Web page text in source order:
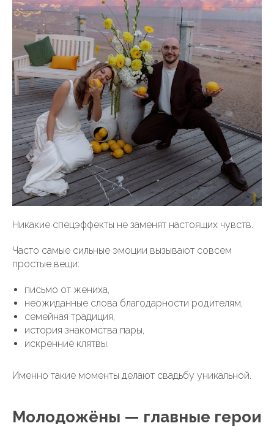
Никакие спецэффекты не заменят настоящих чувств.
Часто самые сильные эмоции вызывают совсем
простые вещи:
письмо от жениха,
неожиданные слова благодарности родителям,
семейная традиция,
история знакомства пары,
искренние клятвы.
Именно такие моменты делают свадьбу уникальной.
Молодожёны — главные герои